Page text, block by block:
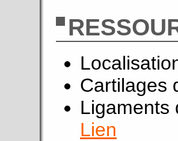
Cartilages
Ligaments
Lien